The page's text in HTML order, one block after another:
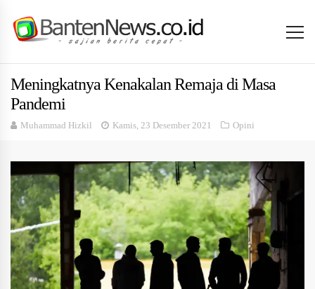
Meningkatnya Kenakalan Remaja di Masa
Pandemi
Muhammad Hizkil Kamis, 23 Desember 2021 Opini